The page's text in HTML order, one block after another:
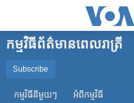
គេហទំព័រ​
ទាក់ទង
រំលង​
កម្ពុជា
អន្តរជាតិ
កម្មវិធី​ព័ត៌មាន​ពេលរាត្រី
Subscribe
SUBSCRIBE
កម្មវិធី​នីមួយៗ អំពី​កម្មវិធី​